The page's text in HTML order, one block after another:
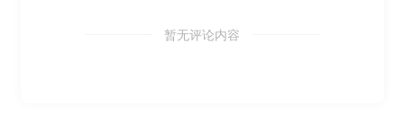
暂无评论内容